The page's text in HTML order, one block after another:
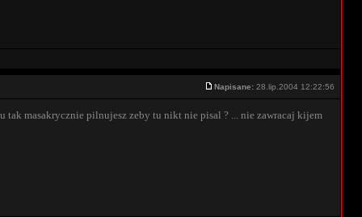
Napisane: 28.lip.2004 12:22:56
tak masakrycznie pilnujesz zeby tu nikt nie pisal ? ... nie zawracaj kijem